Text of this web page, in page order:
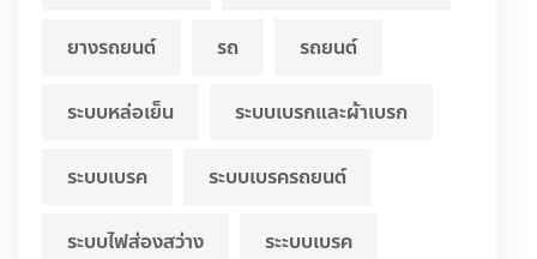
ยางรถยนต์ รถ รถยนต์
ระบบหล่อเย็น ระบบเบรกและผ้าเบรก
ระบบเบรค ระบบเบรครถยนต์
ระบบไฟส่องสว่าง ระะบบเบรค